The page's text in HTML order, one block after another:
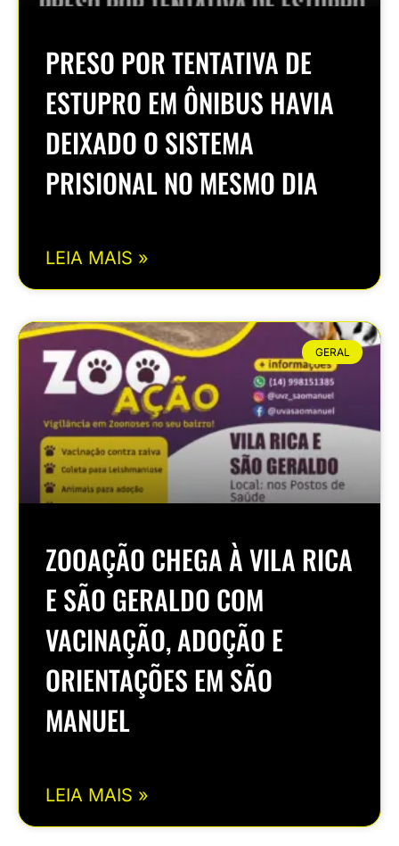
PRESO POR TENTATIVA DE
ESTUPRO EM ÔNIBUS HAVIA
DEIXADO O SISTEMA
PRISIONAL NO MESMO DIA
LEIA MAIS »
GERAL
ZOOAÇÃO CHEGA À VILA RICA
E SÃO GERALDO COM
VACINAÇÃO, ADOÇÃO E
ORIENTAÇÕES EM SÃO
MANUEL
LEIA MAIS »